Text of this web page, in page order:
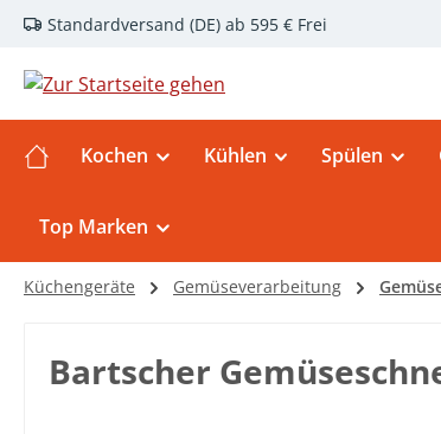
Hauptinhalt springen
Zur Suche springen
Zur Hauptnavigation springen
Standardversand (DE) ab 595 € Frei
Kochen Kühlen Spülen
Top Marken
Küchengeräte Gemüseverarbeitung
Bartscher